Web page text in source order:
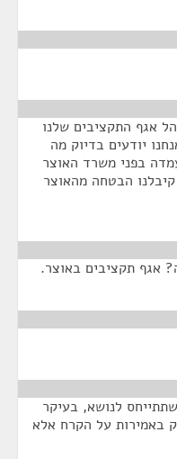
אגף התקציבים שלנו
יודעים בדיוק מה
בפני משרד האוצר
הבטחה מהאוצר
אגף תקציבים באוצר.
לנושא, בעיקר
באמירות על הקרח אלא